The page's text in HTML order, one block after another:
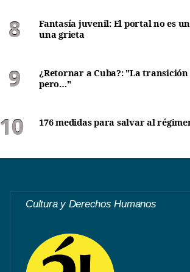
Fantasía juvenil: El portal no es
una grieta
¿Retornar a Cuba?: "La transición
pero…"
176 medidas para salvar al
Cultura y Derechos Humanos